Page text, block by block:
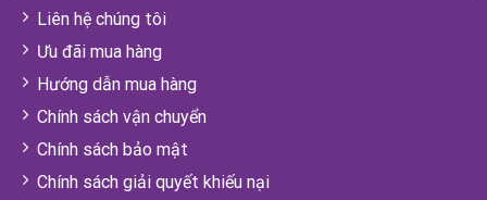
Liên hệ chúng tôi
Ưu đãi mua hàng
Hướng dẫn mua hàng
Chính sách vận chuyển
Chính sách bảo mật
Chính sách giải quyết khiếu nại